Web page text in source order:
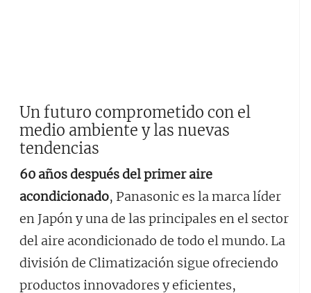
Un futuro comprometido con el
medio ambiente y las nuevas
tendencias
60 años después del primer aire
acondicionado, Panasonic es la marca líder
en Japón y una de las principales en el sector
del aire acondicionado de todo el mundo. La
división de Climatización sigue ofreciendo
productos innovadores y eficientes,